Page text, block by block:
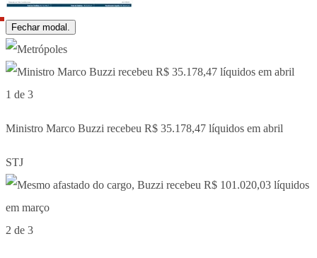
Fechar modal.
1 de 3
Ministro Marco Buzzi recebeu R$ 35.178,47 líquidos em abril
STJ
2 de 3